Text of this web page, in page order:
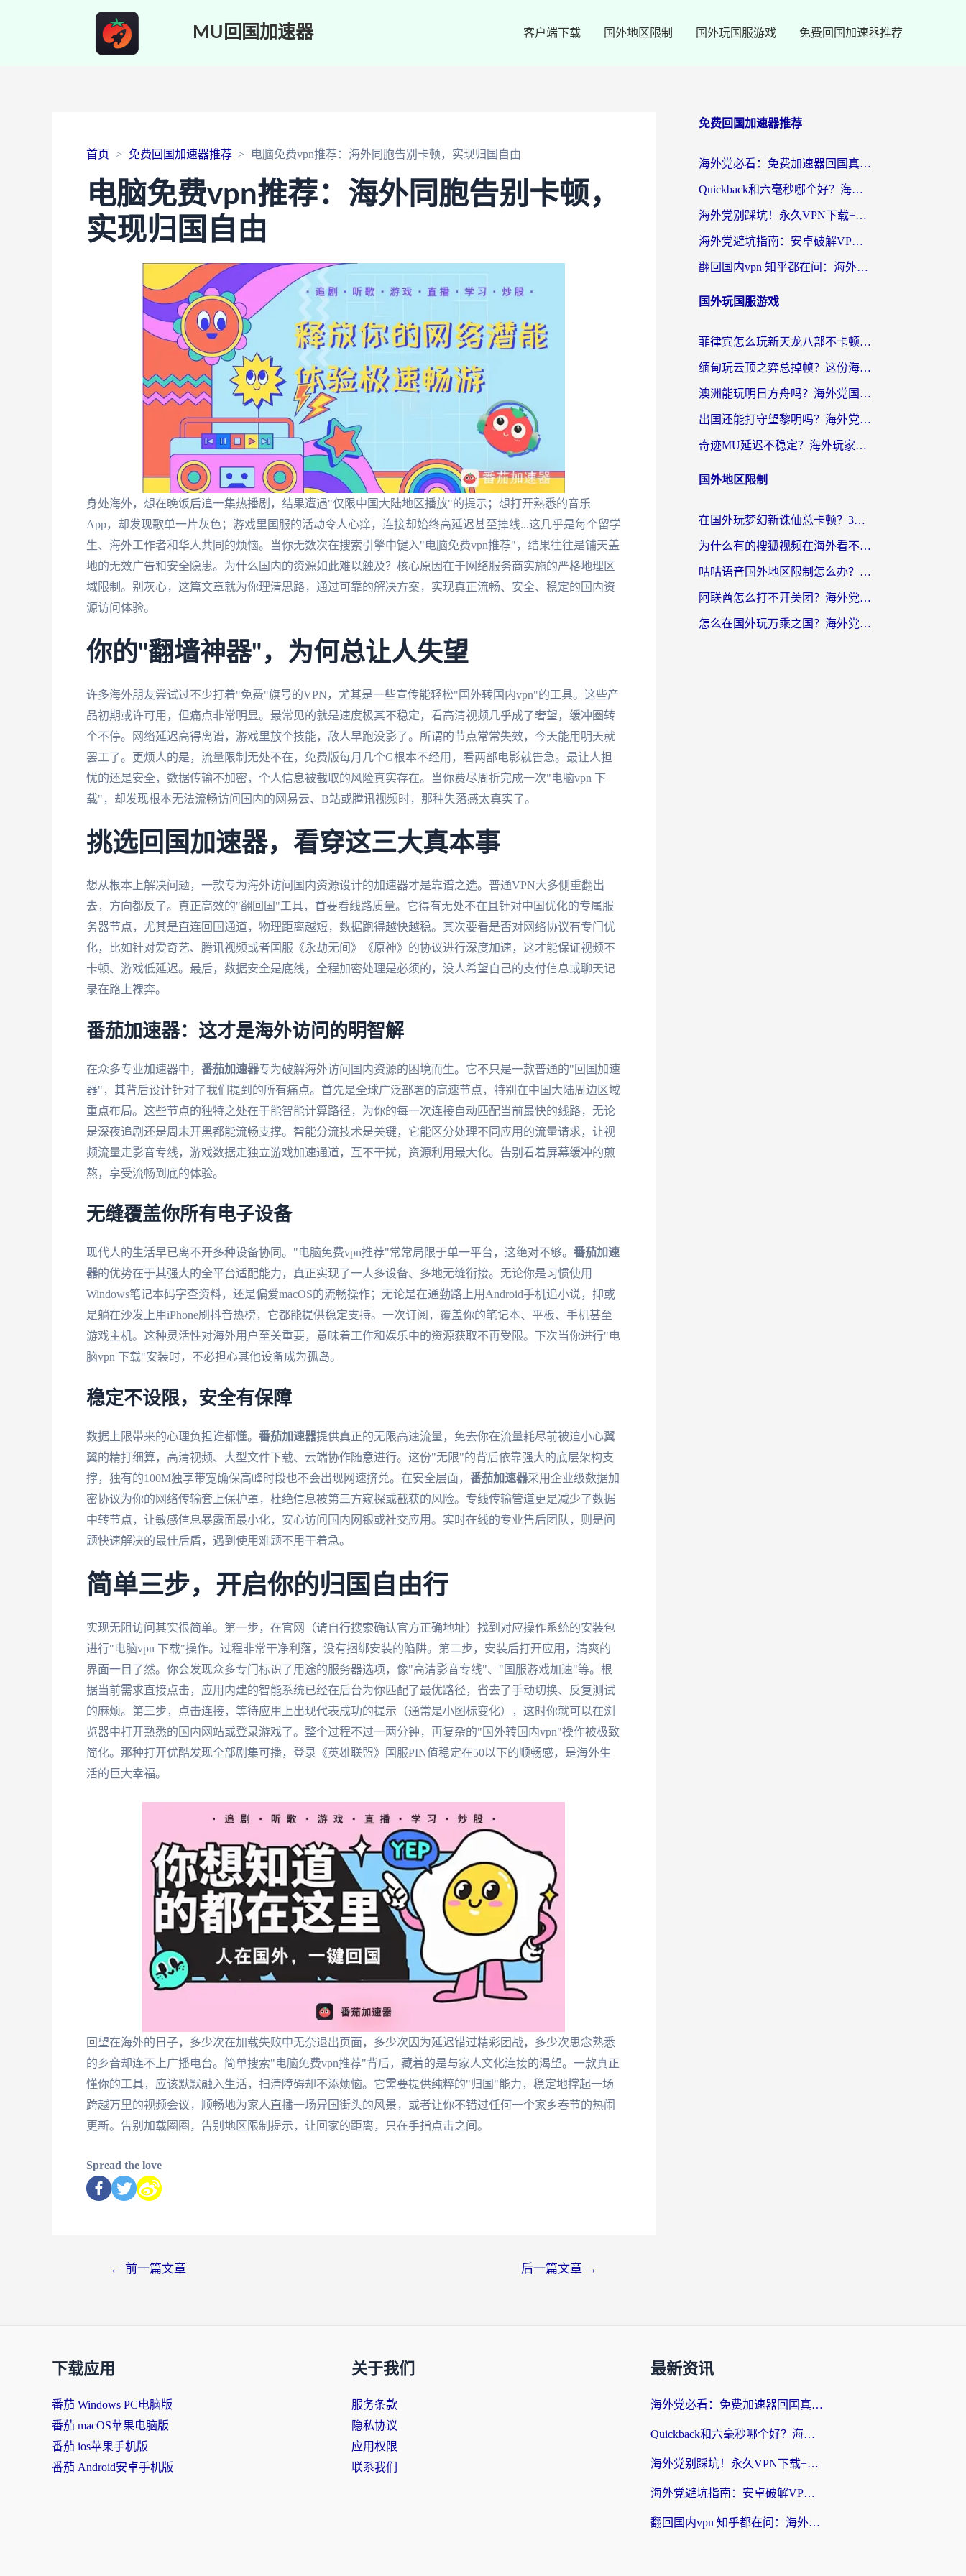
MU回国加速器 客户端下载 国外地区限制 国外玩国服游戏 免费回国加速器推荐
首页 免费回国加速器推荐 电脑免费vpn推荐：海外同胞告别卡顿，实现归国自由
电脑免费vpn推荐：海外同胞告别卡顿，
实现归国自由
身处海外，想在晚饭后追一集热播剧，结果遭遇"仅限中国大陆地区播放"的提示；想打开熟悉的音乐
App，却发现歌单一片灰色；游戏里国服的活动令人心痒，连接却始终高延迟甚至掉线...这几乎是每个留学
生、海外工作者和华人共同的烦恼。当你无数次在搜索引擎中键入"电脑免费vpn推荐"，结果往往是铺天盖
地的无效广告和安全隐患。为什么国内的资源如此难以触及？核心原因在于网络服务商实施的严格地理区
域限制。别灰心，这篇文章就为你理清思路，通过可靠的解决方案，实现真正流畅、安全、稳定的国内资
源访问体验。
你的"翻墙神器"，为何总让人失望
许多海外朋友尝试过不少打着"免费"旗号的VPN，尤其是一些宣传能轻松"国外转国内vpn"的工具。这些产
品初期或许可用，但痛点非常明显。最常见的就是速度极其不稳定，看高清视频几乎成了奢望，缓冲圈转
个不停。网络延迟高得离谱，游戏里放个技能，敌人早跑没影了。所谓的节点常常失效，今天能用明天就
罢工了。更烦人的是，流量限制无处不在，免费版每月几个G根本不经用，看两部电影就告急。最让人担
忧的还是安全，数据传输不加密，个人信息被截取的风险真实存在。当你费尽周折完成一次"电脑vpn 下
载"，却发现根本无法流畅访问国内的网易云、B站或腾讯视频时，那种失落感太真实了。
挑选回国加速器，看穿这三大真本事
想从根本上解决问题，一款专为海外访问国内资源设计的加速器才是靠谱之选。普通VPN大多侧重翻出
去，方向都反了。真正高效的"翻回国"工具，首要看线路质量。它得有无处不在且针对中国优化的专属服
务器节点，尤其是直连回国通道，物理距离越短，数据跑得越快越稳。其次要看是否对网络协议有专门优
化，比如针对爱奇艺、腾讯视频或者国服《永劫无间》《原神》的协议进行深度加速，这才能保证视频不
卡顿、游戏低延迟。最后，数据安全是底线，全程加密处理是必须的，没人希望自己的支付信息或聊天记
录在路上裸奔。
番茄加速器：这才是海外访问的明智解
在众多专业加速器中， 番茄加速器专为破解海外访问国内资源的困境而生。它不只是一款普通的"回国加速
器"，其背后设计针对了我们提到的所有痛点。首先是全球广泛部署的高速节点，特别在中国大陆周边区域
重点布局。这些节点的独特之处在于能智能计算路径，为你的每一次连接自动匹配当前最快的线路，无论
是深夜追剧还是周末开黑都能流畅支撑。智能分流技术是关键，它能区分处理不同应用的流量请求，让视
频流量走影音专线，游戏数据走独立游戏加速通道，互不干扰，资源利用最大化。告别看着屏幕缓冲的煎
熬，享受流畅到底的体验。
无缝覆盖你所有电子设备
现代人的生活早已离不开多种设备协同。"电脑免费vpn推荐"常常局限于单一平台，这绝对不够。 番茄加速
器的优势在于其强大的全平台适配能力，真正实现了一人多设备、多地无缝衔接。无论你是习惯使用
Windows笔记本码字查资料，还是偏爱macOS的流畅操作；无论是在通勤路上用Android手机追小说，抑或
是躺在沙发上用iPhone刷抖音热榜，它都能提供稳定支持。一次订阅，覆盖你的笔记本、平板、手机甚至
游戏主机。这种灵活性对海外用户至关重要，意味着工作和娱乐中的资源获取不再受限。下次当你进行"电
脑vpn 下载"安装时，不必担心其他设备成为孤岛。
稳定不设限，安全有保障
数据上限带来的心理负担谁都懂。 番茄加速器提供真正的无限高速流量，免去你在流量耗尽前被迫小心翼
翼的精打细算，高清视频、大型文件下载、云端协作随意进行。这份"无限"的背后依靠强大的底层架构支
撑，独有的100M独享带宽确保高峰时段也不会出现网速挤兑。在安全层面， 番茄加速器采用企业级数据加
密协议为你的网络传输套上保护罩，杜绝信息被第三方窥探或截获的风险。专线传输管道更是减少了数据
中转节点，让敏感信息暴露面最小化，安心访问国内网银或社交应用。实时在线的专业售后团队，则是问
题快速解决的最佳后盾，遇到使用难题不用干着急。
简单三步，开启你的归国自由行
实现无阻访问其实很简单。第一步，在官网（请自行搜索确认官方正确地址）找到对应操作系统的安装包
进行"电脑vpn 下载"操作。过程非常干净利落，没有捆绑安装的陷阱。第二步，安装后打开应用，清爽的
界面一目了然。你会发现众多专门标识了用途的服务器选项，像"高清影音专线"、"国服游戏加速"等。根
据当前需求直接点击，应用内建的智能系统已经在后台为你匹配了最优路径，省去了手动切换、反复测试
的麻烦。第三步，点击连接，等待应用上出现代表成功的提示（通常是小图标变化），这时你就可以在浏
览器中打开熟悉的国内网站或登录游戏了。整个过程不过一两分钟，再复杂的"国外转国内vpn"操作被极致
简化。那种打开优酷发现全部剧集可播，登录《英雄联盟》国服PIN值稳定在50以下的顺畅感，是海外生
活的巨大幸福。
回望在海外的日子，多少次在加载失败中无奈退出页面，多少次因为延迟错过精彩团战，多少次思念熟悉
的乡音却连不上广播电台。简单搜索"电脑免费vpn推荐"背后，藏着的是与家人文化连接的渴望。一款真正
懂你的工具，应该默默融入生活，扫清障碍却不添烦恼。它需要提供纯粹的"归国"能力，稳定地撑起一场
跨越万里的视频会议，顺畅地为家人直播一场异国街头的风景，或者让你不错过任何一个家乡春节的热闹
更新。告别加载圈圈，告别地区限制提示，让回家的距离，只在手指点击之间。
Spread the love
← 前一篇文章 后一篇文章 →
免费回国加速器推荐
海外党必看：免费加速器回国真的靠谱吗？3步教你选到好用的归雁替代
Quickback和六毫秒哪个好？海外党亲测：选对回国加速器，无缝刷剧办公不再愁
海外党别踩坑！永久VPN下载+回国加速器选择指南，无缝刷国内剧游戏支付
海外党避坑指南：安卓破解VPN真的靠谱吗？教你选对回国加速器无缝刷国内资源
翻回国内vpn 知乎都在问：海外党如何选对加速器，无缝刷剧打游戏？
国外玩国服游戏
菲律宾怎么玩新天龙八部不卡顿？海外党国服游戏加速器终极指南（附欧洲国外玩家实测）
缅甸玩云顶之弈总掉帧？这份海外玩家专属加速器攻略帮你上分
澳洲能玩明日方舟吗？海外党国服游戏畅玩终极指南（附实用加速器选择技巧）
出国还能打守望黎明吗？海外党国服游戏不卡顿的终极解法
奇迹MU延迟不稳定？海外玩家国服游戏加速器终极指南：从卡顿到丝滑的秘密
国外地区限制
在国外玩梦幻新诛仙总卡顿？3个实用技巧解决海外党痛点（附回国加速器选择指南）
为什么有的搜狐视频在海外看不了呢？留学生亲测有效的回国加速攻略
咕咕语音国外地区限制怎么办？海外党必备的回国加速器选择指南（附音悦Tai、搜狐视频解决妙招）
阿联酋怎么打不开美团？海外党必备：3步解决回国追剧、看球、刷B站的全部烦恼
怎么在国外玩万乘之国？海外党亲测：突破限制的3个实用技巧
下载应用
番茄 Windows PC电脑版
番茄 macOS苹果电脑版
番茄 ios苹果手机版
番茄 Android安卓手机版
关于我们
服务条款
隐私协议
应用权限
联系我们
最新资讯
海外党必看：免费加速器回国真的靠谱吗？3步教你选到好用的归雁替代
Quickback和六毫秒哪个好？海外党亲测：选对回国加速器，无缝刷剧办公不再愁
海外党别踩坑！永久VPN下载+回国加速器选择指南，无缝刷国内剧游戏支付
海外党避坑指南：安卓破解VPN真的靠谱吗？教你选对回国加速器无缝刷国内资源
翻回国内vpn 知乎都在问：海外党如何选对加速器，无缝刷剧打游戏？